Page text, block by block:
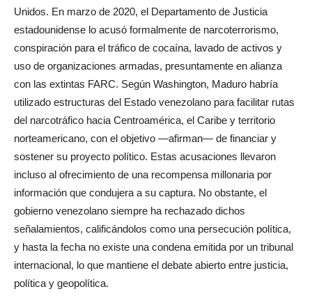
Unidos. En marzo de 2020, el Departamento de Justicia
estadounidense lo acusó formalmente de narcoterrorismo,
conspiración para el tráfico de cocaína, lavado de activos y
uso de organizaciones armadas, presuntamente en alianza
con las extintas FARC. Según Washington, Maduro habría
utilizado estructuras del Estado venezolano para facilitar rutas
del narcotráfico hacia Centroamérica, el Caribe y territorio
norteamericano, con el objetivo —afirman— de financiar y
sostener su proyecto político. Estas acusaciones llevaron
incluso al ofrecimiento de una recompensa millonaria por
información que condujera a su captura. No obstante, el
gobierno venezolano siempre ha rechazado dichos
señalamientos, calificándolos como una persecución política,
y hasta la fecha no existe una condena emitida por un tribunal
internacional, lo que mantiene el debate abierto entre justicia,
política y geopolítica.